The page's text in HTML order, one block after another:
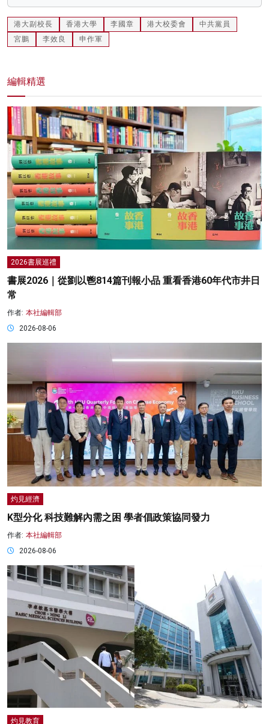
港大副校長 香港大學 李國章 港大校委會
中共黨員
宮鵬
李效良 申作軍
編輯精選
2026書展巡禮
書展2026｜從劉以鬯814篇刊報小品 重看香港60年代市井日
常
作者: 本社編輯部
2026-08-06
灼見經濟
K型分化 科技難解內需之困 學者倡政策協同發力
作者: 本社編輯部
2026-08-06
灼見教育